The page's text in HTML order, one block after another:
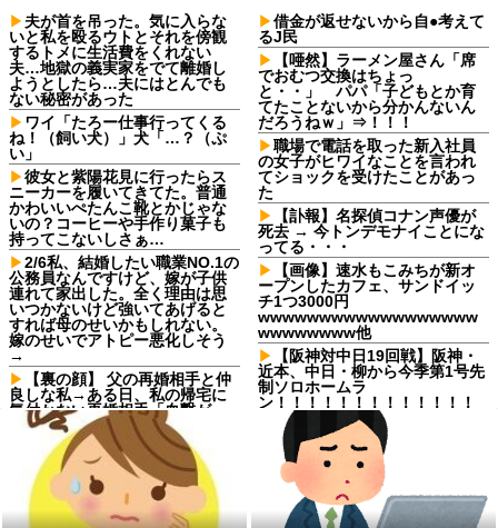
夫が首を吊った。気に入らな
いと私を殴るウトとそれを傍観
するトメに生活費をくれない
夫…地獄の義実家をでて離婚し
ようとしたら…夫にはとんでも
ない秘密があった
ワイ「たろー仕事行ってくる
ね！（飼い犬）」犬「…？（ぷ
い」
彼女と紫陽花見に行ったらス
ニーカーを履いてきてた。普通
かわいいぺたんこ靴とかじゃな
いの？コーヒーや手作り菓子も
持ってこないしさぁ…
2/6私、結婚したい職業NO.1の
公務員なんですけど、嫁が子供
連れて家出した。全く理由は思
いつかないけど強いてあげると
すれば母のせいかもしれない。
嫁のせいでアトピー悪化しそう
→
【裏の顔】 父の再婚相手と仲
良しな私→ある日、私の帰宅に
気付かない再婚相手「血繋がっ
てないのに大学費用出さなきゃ
いけないの腹立つわ…姑だった
ら先に亡くなるのに笑」私
「…」
【しまった…】 コトメに追い
出されたトメと二世帯住宅を建
借金が返せないから自●考えて
るJ民
【唖然】ラーメン屋さん「席
でおむつ交換はちょっ
と・・」 パパ「子どもとか育
てたことないから分かんないん
だろうねｗ」⇒！！！
職場で電話を取った新入社員
の女子がヒワイなことを言われ
てショックを受けたことがあっ
た
【訃報】名探偵コナン声優が
死去 → 今トンデモナイことにな
ってる・・・
【画像】速水もこみちが新オ
ープンしたカフェ、サンドイッ
チ1つ3000円
wwwwwwwwwwwwwwwwww
wwwwwwww他
【阪神対中日19回戦】阪神・
近本、中日・柳から今季第1号先
制ソロホームラ
ン！！！！！！！！！！！！！
！！！！
パルワールドを43インチ4kで
プレイすると迫力がすごい！
宅配のにーちゃんが米を配達
してくれたら、さっきから外で
話し声が…？「おすそ分けなら